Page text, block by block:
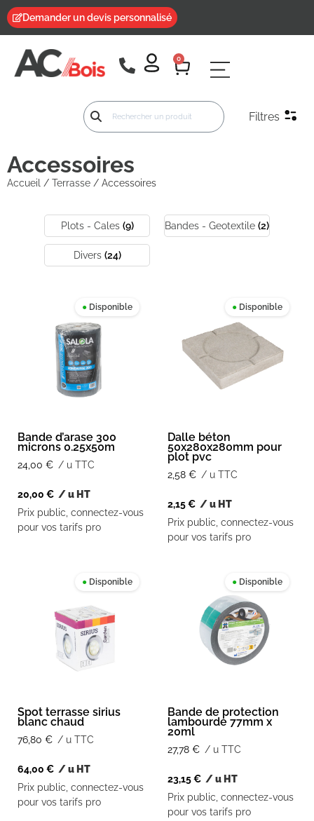
Demander un devis personnalisé
0
Filtres
Accessoires
Accueil / Terrasse / Accessoires
Plots - Cales (9) Bandes - Geotextile (2)
Divers (24)
● Disponible
Bande d’arase 300
microns 0.25x50m
24,00 € / u TTC
20,00 € / u HT
Prix public, connectez-vous
pour vos tarifs pro
● Disponible
Dalle béton
50x280x280mm pour
plot pvc
2,58 € / u TTC
2,15€ / u HT
Prix public, connectez-vous
pour vos tarifs pro
● Disponible
Spot terrasse sirius
blanc chaud
76,80 € / u TTC
64,00 € / u HT
Prix public, connectez-vous
pour vos tarifs pro
● Disponible
Bande de protection
lambourde 77mm x
20ml
27,78 € / u TTC
23,15€ / u HT
Prix public, connectez-vous
pour vos tarifs pro